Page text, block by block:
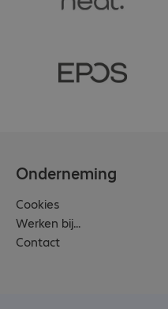
Onderneming
Cookies
Werken bij...
Contact